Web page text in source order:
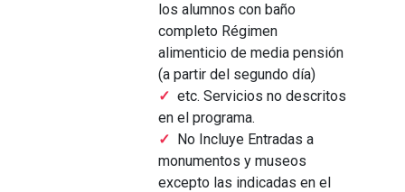
los alumnos con baño
completo Régimen
alimenticio de media pensión
(a partir del segundo día)
etc. Servicios no descritos
en el programa.
No Incluye Entradas a
monumentos y museos
excepto las indicadas en el